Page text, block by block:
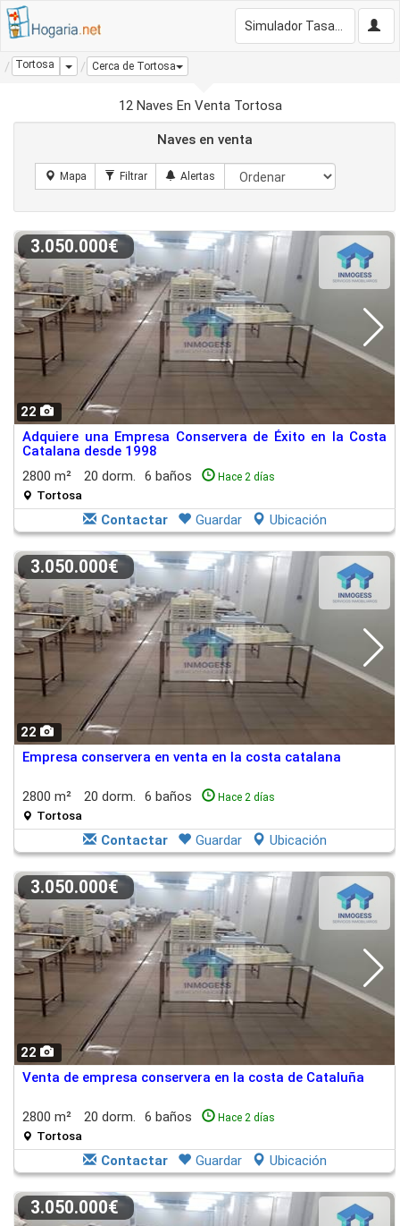
Tortosa Dropdown
Cerca de Tortosa
12 Naves En Venta Tortosa
Naves en venta
22
3.050.000€
Adquiere una Empresa Conservera de Éxito en la Costa
Catalana desde 1998
2800 m²
20 dorm. 6 baños Hace 2 días
Tortosa
Contactar Guardar Ubicación
22
3.050.000€
Empresa conservera en venta en la costa catalana
2800 m² 20 dorm. 6 baños Hace 2 días
Tortosa
Contactar Guardar Ubicación
22
3.050.000€
Venta de empresa conservera en la costa de Cataluña
2800 m² 20 dorm. 6 baños Hace 2 días
Tortosa
Contactar Guardar Ubicación
3.050.000€